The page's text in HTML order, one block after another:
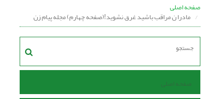
صفحه اصلی
مادرا ن مراقب باشید غرق نشوید!(صفحه چهارم) مجله پیام زن
صفحه اصلی